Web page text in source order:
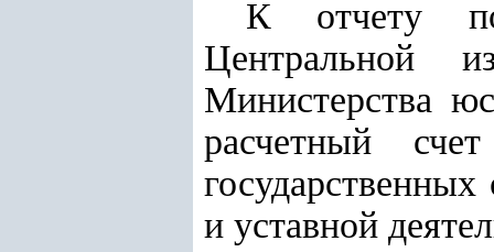
К отчету
Центральной
Министерства
расчетный
и уставной